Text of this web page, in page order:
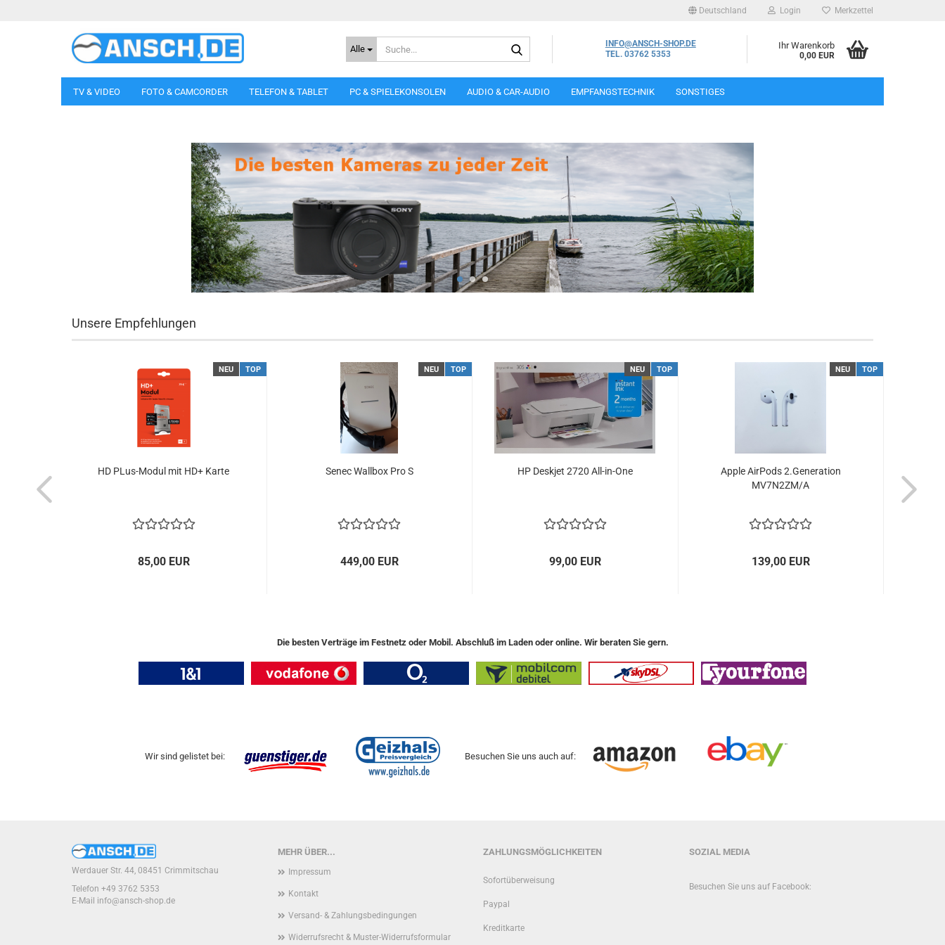
Deutschland Login Merkzettel
Alle
INFO@ANSCH-SHOP.DE
TEL. 03762 5353
Ihr Warenkorb
0,00 EUR
TV & VIDEO FOTO & CAMCORDER TELEFON & TABLET PC & SPIELEKONSOLEN AUDIO & CAR-AUDIO EMPFANGSTECHNIK SONSTIGES
Unsere Empfehlungen
NEU TOP
HD PLus-Modul mit HD+ Karte
85,00 EUR
NEU TOP
Senec Wallbox Pro S
449,00 EUR
NEU TOP
HP Deskjet 2720 All-in-One
99,00 EUR
NEU TOP
Apple AirPods 2.Generation
MV7N2ZM/A
139,00 EUR
Die besten Verträge im Festnetz oder Mobil. Abschluß im Laden oder online. Wir beraten Sie gern.
Wir sind gelistet bei: Besuchen Sie uns auch auf:
MEHR ÜBER...
Impressum
Kontakt
Versand- & Zahlungsbedingungen
Widerrufsrecht & Muster-Widerrufsformular
ZAHLUNGSMÖGLICHKEITEN
Sofortüberweisung
Paypal
Kreditkarte
SOZIAL MEDIA
Besuchen Sie uns auf Facebook:
Werdauer Str. 44, 08451 Crimmitschau
Telefon +49 3762 5353
E-Mail info@ansch-shop.de